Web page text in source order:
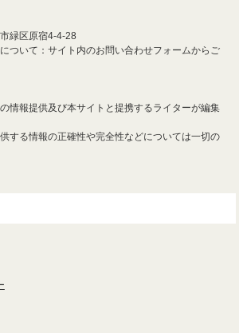
緑区原宿4-4-28
ついて：サイト内のお問い合わせフォームからご
情報提供及び本サイトと提携するライターが編集
する情報の正確性や完全性などについては一切の